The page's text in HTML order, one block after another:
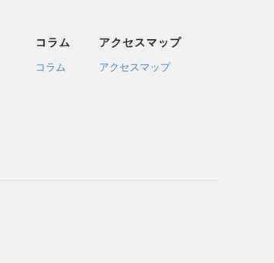
コラム
コラム
アクセスマップ
アクセスマップ